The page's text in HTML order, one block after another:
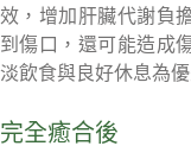
效，增加肝臟代謝負
到傷口，還可能造成
淡飲食與良好休息為優
完全癒合後